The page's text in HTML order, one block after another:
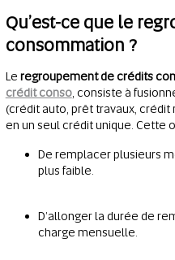
Qu’est-ce que le
consommation ?
Le regroupement de crédits
crédit conso, consiste à
(crédit auto, prêt travaux,
en un seul crédit unique. Cette
De remplacer plusieurs
plus faible.
D’allonger la durée de
charge mensuelle.